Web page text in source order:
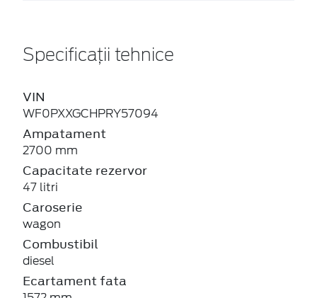
Specificații tehnice
VIN
WF0PXXGCHPRY57094
Ampatament
2700 mm
Capacitate rezervor
47 litri
Caroserie
wagon
Combustibil
diesel
Ecartament fata